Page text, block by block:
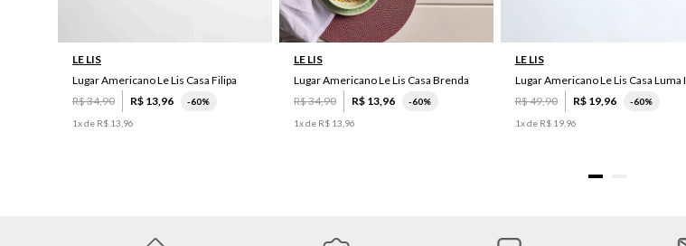
LE LIS
Lugar Americano Le Lis Casa Filipa
R$34,90 R$ 13,96 -60%
1x de R$ 13 96
UN
LE LIS
Lugar Americano Le Lis Casa Brenda
R$34,90 R$ 13,96 -60%
1x de R$ 13 96
LE LIS
Lugar Americano Le Lis Casa Luma I
R$49,90 R$ 19,96 -60%
1x de R$ 19, 96